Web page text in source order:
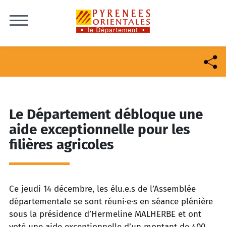
Le Département débloque une
aide exceptionnelle pour les
filières agricoles
Ce jeudi 14 décembre, les élu.e.s de l’Assemblée
départementale se sont réuni·e·s en séance plénière
sous la présidence d’Hermeline MALHERBE et ont